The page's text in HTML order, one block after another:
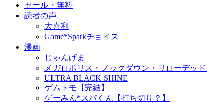
セール・無料
読者の声
大喜利
Game*Sparkチョイス
漫画
じゃんげま
メガロポリス・ノックダウン・リローデッド
ULTRA BLACK SHINE
ゲムトモ【完結】
ゲーみん*スパくん【打ち切り？】